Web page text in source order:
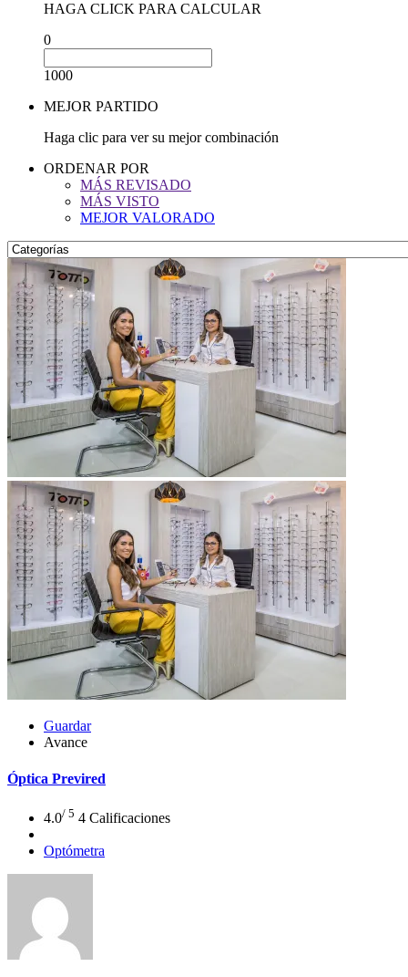
HAGA CLICK PARA CALCULAR
0
1000
MEJOR PARTIDO
Haga clic para ver su mejor combinación
ORDENAR POR
MÁS REVISADO
MÁS VISTO
MEJOR VALORADO
Guardar
Avance
Óptica Previred
4.0/ 5 4 Calificaciones
Optómetra